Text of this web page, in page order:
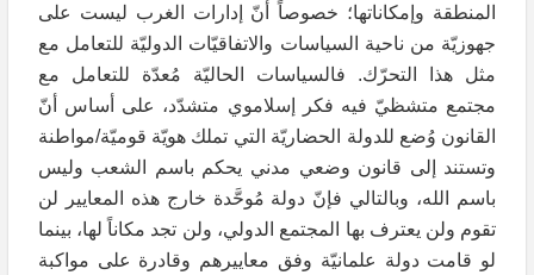
المنطقة وإمكاناتها؛ خصوصاً أنّ إدارات الغرب ليست على
جهوزيّة من ناحية السياسات والاتفاقيّات الدوليّة للتعامل مع
مثل هذا التحرّك. فالسياسات الحاليّة مُعدّة للتعامل مع
مجتمع متشظيّ فيه فكر إسلاموي متشدّد، على أساس أنّ
القانون وُضع للدولة الحضاريّة التي تملك هويّة قوميّة/مواطنة
وتستند إلى قانون وضعي مدني يحكم باسم الشعب وليس
باسم الله، وبالتالي فإنّ دولة مُوحَّدة خارج هذه المعايير لن
تقوم ولن يعترف بها المجتمع الدولي، ولن تجد مكاناً لها، بينما
لو قامت دولة علمانيّة وفق معاييرهم وقادرة على مواكبة